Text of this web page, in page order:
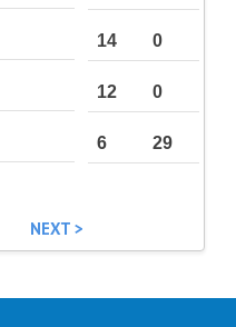
14 0
12 0
6 29
NEXT >